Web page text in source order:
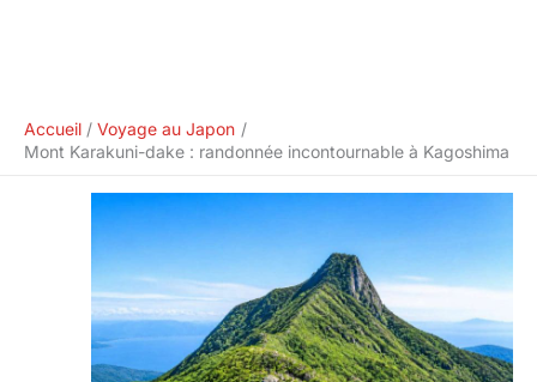
Accueil
Voyage au Japon
Mont Karakuni-dake : randonnée incontournable à Kagoshima